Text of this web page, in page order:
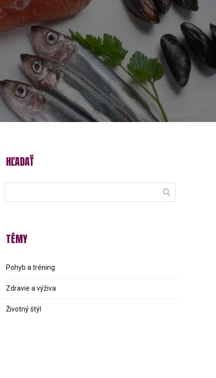
HĽADAŤ
TÉMY
Pohyb a tréning
Zdravie a výživa
Životný štýl